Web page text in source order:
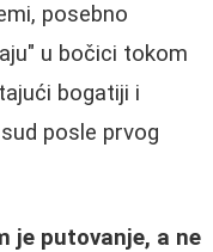
posebno
u bočici tokom
bogatiji i
posle prvog
je putovanje, a ne